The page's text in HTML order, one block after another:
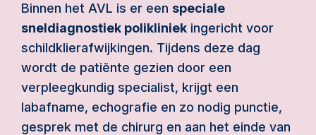
Binnen het AVL is er een speciale
sneldiagnostiek polikliniek ingericht voor
schildklierafwijkingen. Tijdens deze dag
wordt de patiënte gezien door een
verpleegkundig specialist, krijgt een
labafname, echografie en zo nodig punctie,
gesprek met de chirurg en aan het einde van